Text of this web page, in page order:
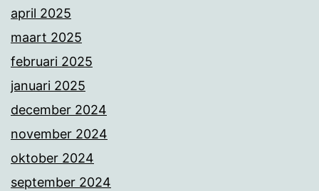
april 2025
maart 2025
februari 2025
januari 2025
december 2024
november 2024
oktober 2024
september 2024